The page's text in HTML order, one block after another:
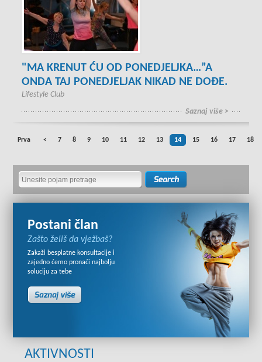
"MA KRENUT ĆU OD PONEDJELJKA…”A
ONDA TAJ PONEDJELJAK NIKAD NE DOĐE.
Lifestyle Club
Saznaj više >
Prva < 7 8 9 10 11 12 13 14 15 16 17 18
Postani član
Zašto želiš da vježbaš?
Zakaži besplatne konsultacije i
zajedno ćemo pronaći najbolju
soluciju za tebe
AKTIVNOSTI